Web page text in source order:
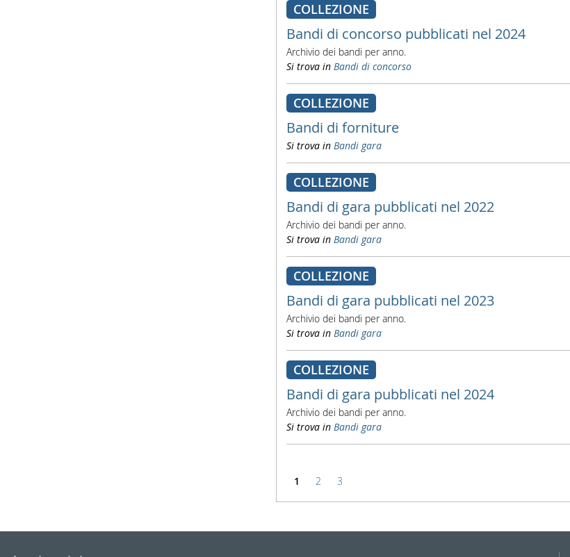
COLLEZIONE
Bandi di concorso pubblicati nel 2024
Archivio dei bandi per anno.
Si trova in Bandi di concorso
COLLEZIONE
Bandi di forniture
Si trova in Bandi gara
COLLEZIONE
Bandi di gara pubblicati nel 2022
Archivio dei bandi per anno.
Si trova in Bandi gara
COLLEZIONE
Bandi di gara pubblicati nel 2023
Archivio dei bandi per anno.
Si trova in Bandi gara
COLLEZIONE
Bandi di gara pubblicati nel 2024
Archivio dei bandi per anno.
Si trova in Bandi gara
1 2 3